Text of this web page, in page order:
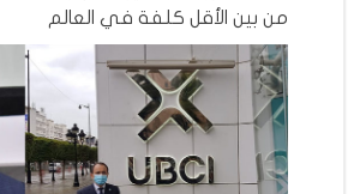
من بين الأقل كلفة في العالم